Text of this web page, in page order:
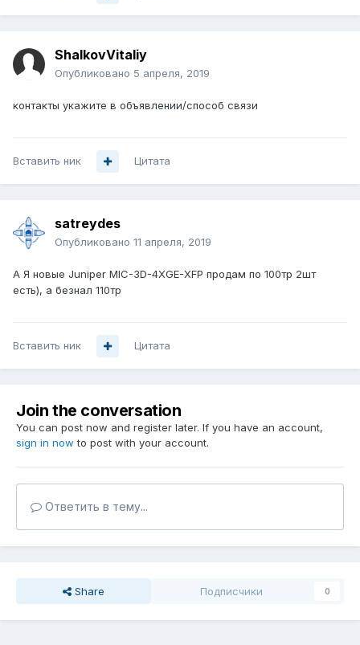
ShalkovVitaliy
Опубликовано 5 апреля, 2019
контакты укажите в объявлении/способ связи
Вставить ник Цитата
satreydes
Опубликовано 11 апреля, 2019
А Я новые Juniper MIC-3D-4XGE-XFP продам по 100тр 2шт
есть), а безнал 110тр
Вставить ник Цитата
Join the conversation
You can post now and register later. If you have an account,
sign in now to post with your account.
Ответить в тему...
Share Подписчики 0